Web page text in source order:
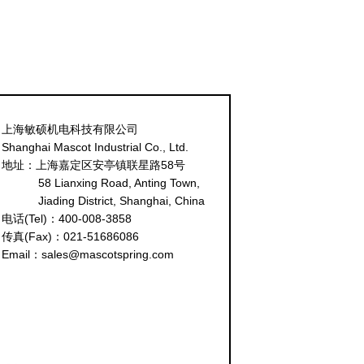
上海敏硕机电科技有限公司
Shanghai Mascot Industrial Co., Ltd.
地址：上海嘉定区安亭镇联星路58号
58 Lianxing Road, Anting Town,
Jiading District, Shanghai, China
电话(Tel)：400-008-3858
传真(Fax)：021-51686086
Email：sales@mascotspring.com